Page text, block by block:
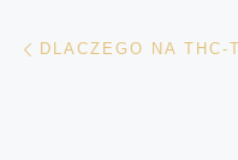
Nawigacja